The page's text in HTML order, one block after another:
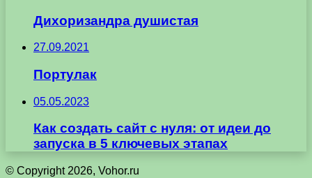
Дихоризандра душистая
27.09.2021
Портулак
05.05.2023
Как создать сайт с нуля: от идеи до
запуска в 5 ключевых этапах
© Copyright 2026, Vohor.ru